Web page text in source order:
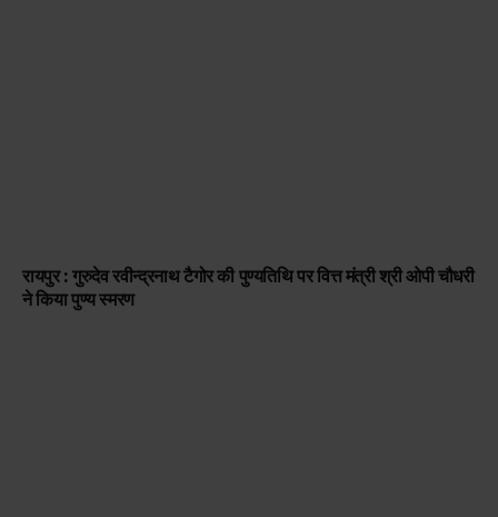
रायपुर : गुरुदेव रवीन्द्रनाथ टैगोर की पुण्यतिथि पर वित्त मंत्री श्री ओपी चौधरी
ने किया पुण्य स्मरण